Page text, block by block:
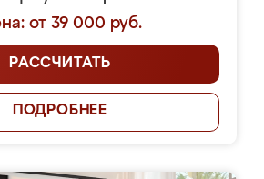
от 39 000 руб.
РАССЧИТАТЬ
ПОДРОБНЕЕ